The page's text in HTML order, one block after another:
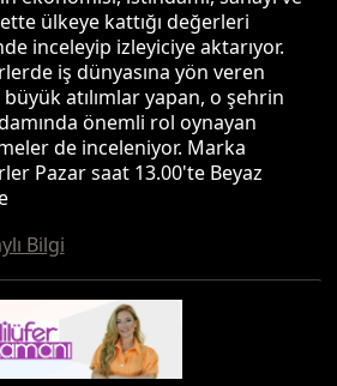
ülkeye kattığı değerleri
inceleyip izleyiciye aktarıyor.
iş dünyasına yön veren
büyük atılımlar yapan, o şehrin
önemli rol oynayan
de inceleniyor. Marka
Pazar saat 13.00'te Beyaz
Bilgi